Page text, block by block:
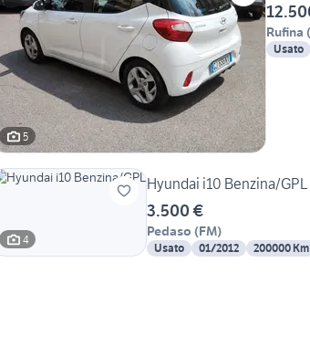
5
Rufina (
Usato
4
Hyundai i10 Benzina/GPL
3.500 €
Pedaso (FM)
Usato 01/2012 200000 Km